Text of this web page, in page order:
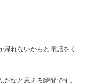
れないからと電話をく
なと思える瞬間です。